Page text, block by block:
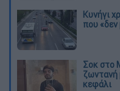
Κυνήγι
που «δεν
Σοκ στο
ζωντανή
κεφάλι